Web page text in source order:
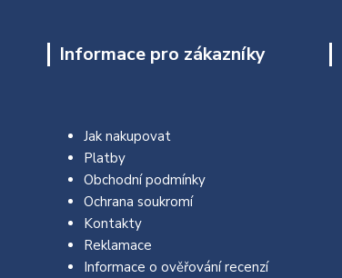
Informace pro zákazníky
Jak nakupovat
Platby
Obchodní podmínky
Ochrana soukromí
Kontakty
Reklamace
Informace o ověřování recenzí